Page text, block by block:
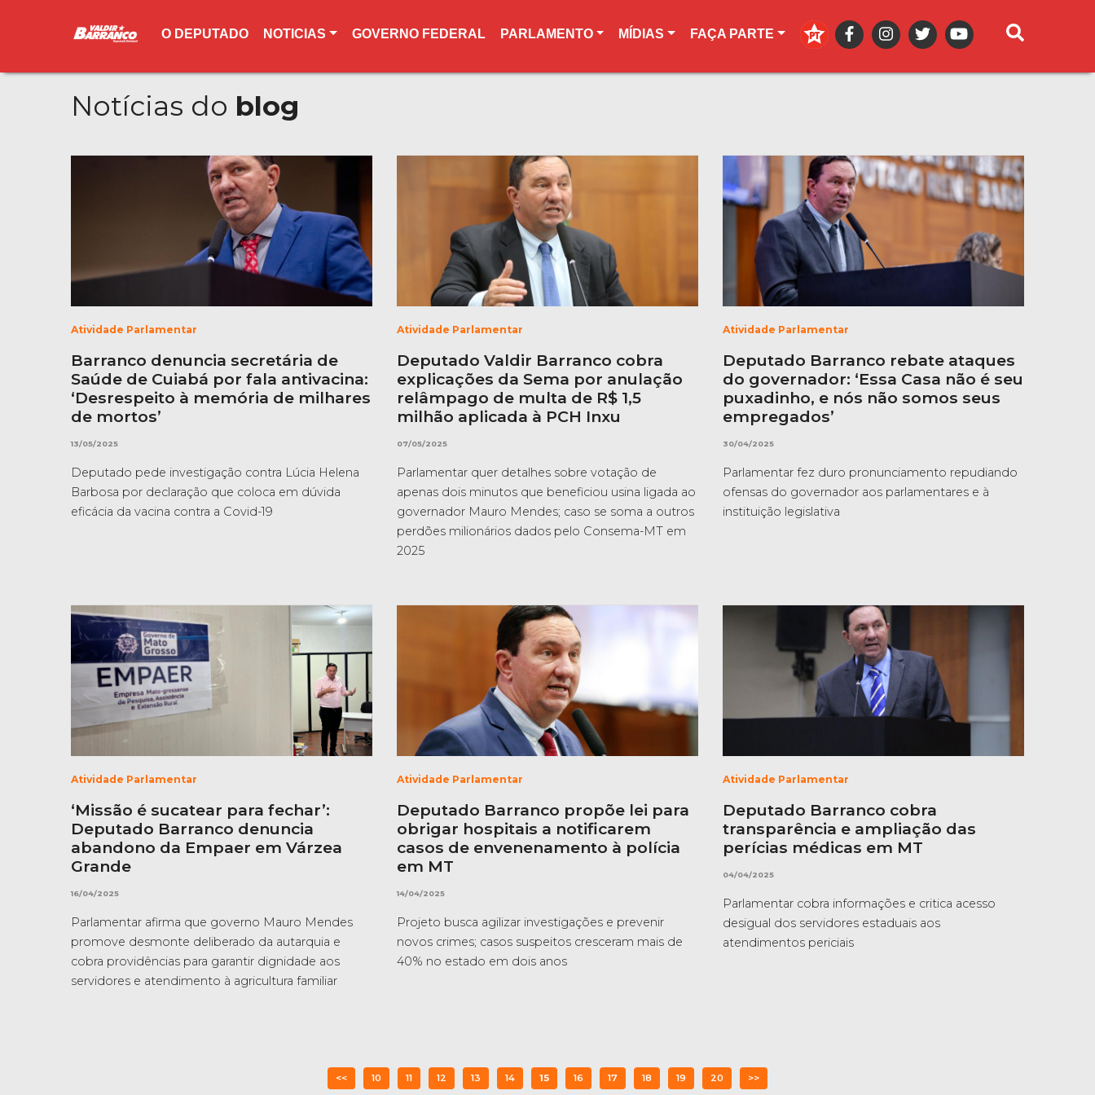
O DEPUTADO NOTICIAS GOVERNO FEDERAL PARLAMENTO MÍDIAS FAÇA PARTE
Notícias do blog
Atividade Parlamentar
Barranco denuncia secretária de
Saúde de Cuiabá por fala antivacina:
‘Desrespeito à memória de milhares
de mortos’
13/05/2025
Deputado pede investigação contra Lúcia Helena
Barbosa por declaração que coloca em dúvida
eficácia da vacina contra a Covid-19
Atividade Parlamentar
Deputado Valdir Barranco cobra
explicações da Sema por anulação
relâmpago de multa de R$ 1,5
milhão aplicada à PCH Inxu
07/05/2025
Parlamentar quer detalhes sobre votação de
apenas dois minutos que beneficiou usina ligada ao
governador Mauro Mendes; caso se soma a outros
perdões milionários dados pelo Consema-MT em
2025
Atividade Parlamentar
Deputado Barranco rebate ataques
do governador: ‘Essa Casa não é seu
puxadinho, e nós não somos seus
empregados’
30/04/2025
Parlamentar fez duro pronunciamento repudiando
ofensas do governador aos parlamentares e à
instituição legislativa
Atividade Parlamentar
‘Missão é sucatear para fechar’:
Deputado Barranco denuncia
abandono da Empaer em Várzea
Grande
16/04/2025
Parlamentar afirma que governo Mauro Mendes
promove desmonte deliberado da autarquia e
cobra providências para garantir dignidade aos
servidores e atendimento à agricultura familiar
Atividade Parlamentar
Deputado Barranco propõe lei para
obrigar hospitais a notificarem
casos de envenenamento à polícia
em MT
14/04/2025
Projeto busca agilizar investigações e prevenir
novos crimes; casos suspeitos cresceram mais de
40% no estado em dois anos
Atividade Parlamentar
Deputado Barranco cobra
transparência e ampliação das
perícias médicas em MT
04/04/2025
Parlamentar cobra informações e critica acesso
desigual dos servidores estaduais aos
atendimentos periciais
<< 10 11 12 13 14 15 16 17 18 19 20 >>